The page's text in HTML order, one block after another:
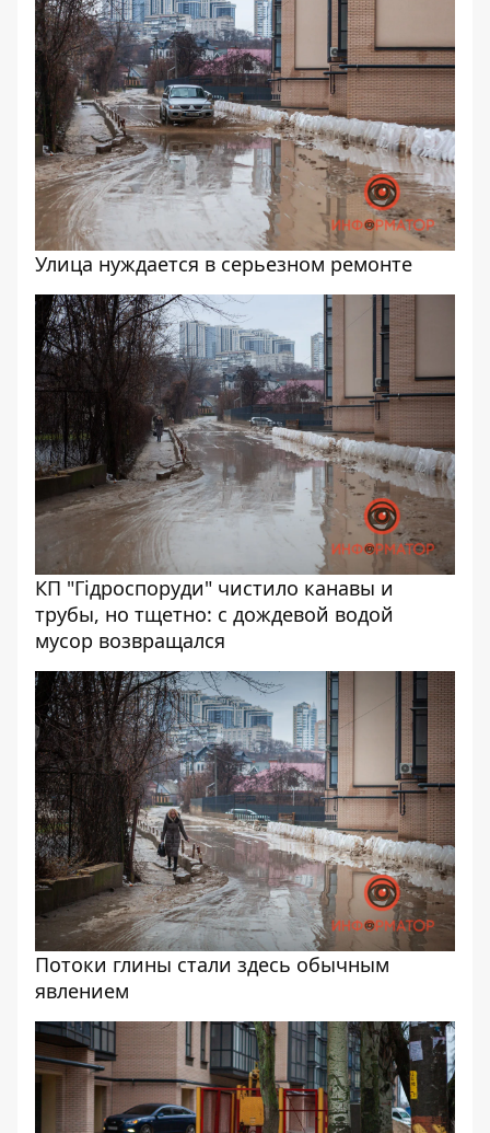
Улица нуждается в серьезном ремонте
КП "Гідроспоруди" чистило канавы и
трубы, но тщетно: с дождевой водой
мусор возвращался
Потоки глины стали здесь обычным
явлением